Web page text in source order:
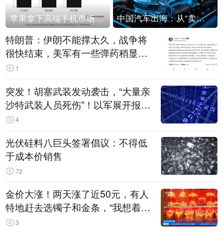
苹果拿下高端手机市场65%的份额：iPhone 17系列功不可没 中国汽车出海：从“卖出去”到“走进去”
特朗普：伊朗不能撑太久，战争将
很快结束，美军有一些弹药稍显紧
张！伊朗公布拟议的海峡管理文本
1
突发！胡塞武装发动袭击，“大量亲
沙特武装人员死伤”！以军展开报复
性空袭
4
光伏硅料八巨头签署倡议：不得低
于成本价销售
72
金价大涨！两天涨了近50元，有人
特地赶去选镯子和金条，“我想着买
起来可以保值，小批量进一些货”
3